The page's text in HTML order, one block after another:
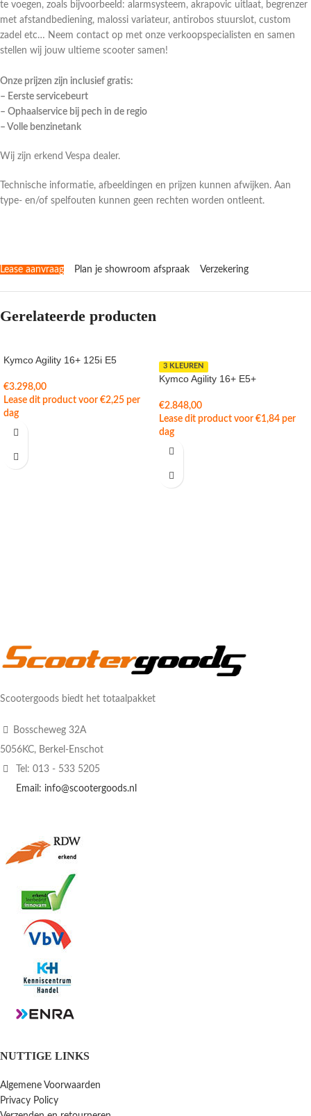
te voegen, zoals bijvoorbeeld: alarmsysteem, akrapovic uitlaat, begrenzer
met afstandbediening, malossi variateur, antirobos stuurslot, custom
zadel etc… Neem contact op met onze verkoopspecialisten en samen
stellen wij jouw ultieme scooter samen!
Onze prijzen zijn inclusief gratis:
– Eerste servicebeurt
– Ophaalservice bij pech in de regio
– Volle benzinetank
Wij zijn erkend Vespa dealer.
Technische informatie, afbeeldingen en prijzen kunnen afwijken. Aan
type- en/of spelfouten kunnen geen rechten worden ontleent.
Lease aanvraag Plan je showroom afspraak Verzekering
Gerelateerde producten
Kymco Agility 16+ 125i E5
€3.298,00
Lease dit product voor €2,25 per
dag
3 KLEUREN
Kymco Agility 16+ E5+
€2.848,00
Lease dit product voor €1,84 per
dag
Scootergoods biedt het totaalpakket
Bosscheweg 32A
5056KC, Berkel-Enschot
Tel: 013 - 533 5205
Email: info@scootergoods.nl
NUTTIGE LINKS
Algemene Voorwaarden
Privacy Policy